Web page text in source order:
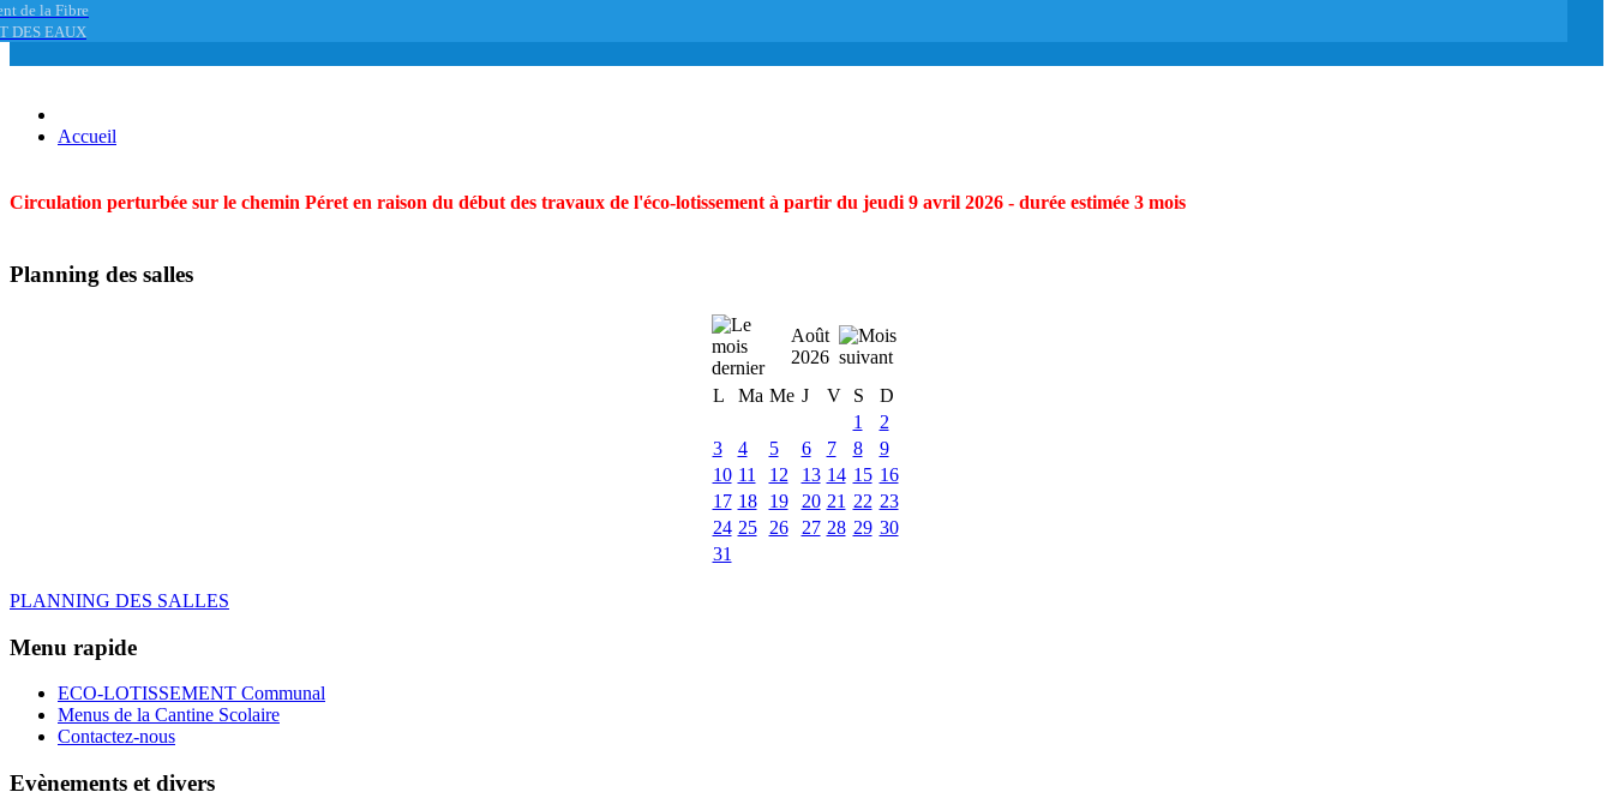
de la Fibre
DES EAUX
Accueil
Circulation perturbée sur le chemin Péret en raison du début des travaux de l'éco-lotissement à partir du jeudi 9 avril 2026 - durée estimée 3 mois
Planning des salles
Août
2026
L
Ma Me J V S
D
1
2
3
4 5 6 7 8
9
10 11 12 13 14 15 16
17 18 19 20 21 22 23
24 25 26 27 28 29 30
31
PLANNING DES SALLES
Menu rapide
ECO-LOTISSEMENT Communal
Menus de la Cantine Scolaire
Contactez-nous
Evènements et divers